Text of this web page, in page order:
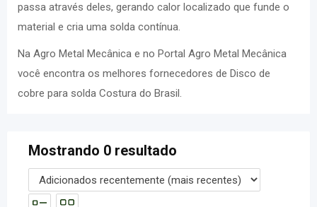
passa através deles, gerando calor localizado que funde o
material e cria uma solda contínua.
Na Agro Metal Mecânica e no Portal Agro Metal Mecânica
você encontra os melhores fornecedores de Disco de
cobre para solda Costura do Brasil.
Mostrando 0 resultado